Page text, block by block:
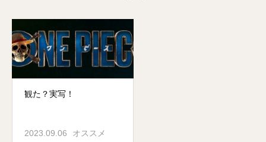
観た？実写！
2023.09.06 オススメ